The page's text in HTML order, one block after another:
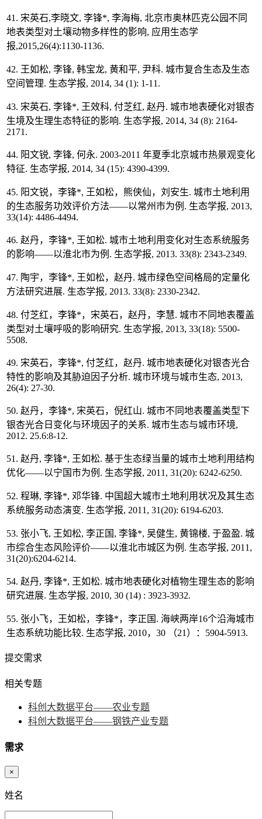
41. 宋英石,李晓文, 李锋*, 李海梅, 北京市奥林匹克公园不同
地表类型对土壤动物多样性的影响, 应用生态学
报,2015,26(4):1130-1136.
42. 王如松, 李锋, 韩宝龙, 黄和平, 尹科. 城市复合生态及生态
空间管理. 生态学报, 2014, 34 (1): 1-11.
43. 宋英石, 李锋*, 王效科, 付芝红, 赵丹. 城市地表硬化对银杏
生境及生理生态特征的影响. 生态学报, 2014, 34 (8): 2164-
2171.
44. 阳文锐, 李锋, 何永. 2003-2011 年夏季北京城市热景观变化
特征. 生态学报, 2014, 34 (15): 4390-4399.
45. 阳文锐，李锋*, 王如松，熊侠仙，刘安生. 城市土地利用
的生态服务功效评价方法——以常州市为例. 生态学报, 2013,
33(14): 4486-4494.
46. 赵丹，李锋*, 王如松. 城市土地利用变化对生态系统服务
的影响——以淮北市为例. 生态学报, 2013. 33(8): 2343-2349.
47. 陶宇，李锋*, 王如松，赵丹. 城市绿色空间格局的定量化
方法研究进展. 生态学报, 2013. 33(8): 2330-2342.
48. 付芝红，李锋*，宋英石，赵丹，李慧. 城市不同地表覆盖
类型对土壤呼吸的影响研究. 生态学报, 2013, 33(18): 5500-
5508.
49. 宋英石，李锋*, 付芝红，赵丹. 城市地表硬化对银杏光合
特性的影响及其胁迫因子分析. 城市环境与城市生态, 2013,
26(4): 27-30.
50. 赵丹，李锋*, 宋英石，倪红山. 城市不同地表覆盖类型下
银杏光合日变化与环境因子的关系. 城市生态与城市环境,
2012. 25.6:8-12.
51. 赵丹, 李锋*, 王如松. 基于生态绿当量的城市土地利用结构
优化——以宁国市为例. 生态学报, 2011, 31(20): 6242-6250.
52. 程琳, 李锋*, 邓华锋. 中国超大城市土地利用状况及其生态
系统服务动态演变. 生态学报, 2011, 31(20): 6194-6203.
53. 张小飞, 王如松, 李正国, 李锋*, 吴健生, 黄锦楼, 于盈盈. 城
市综合生态风险评价——以淮北市城区为例. 生态学报, 2011,
31(20):6204-6214.
54. 赵丹, 李锋*, 王如松. 城市地表硬化对植物生理生态的影响
研究进展. 生态学报, 2010, 30 (14) : 3923-3932.
55. 张小飞，王如松，李锋*，李正国. 海峡两岸16个沿海城市
生态系统功能比较. 生态学报, 2010，30 （21）：5904-5913.
提交需求
相关专题
科创大数据平台——农业专题
科创大数据平台——钢铁产业专题
需求
×
姓名